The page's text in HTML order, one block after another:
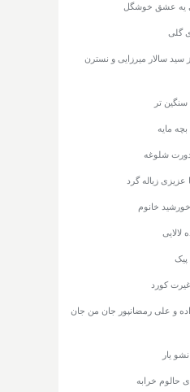
یه عشق خوشگل
گلی
سید سالار میرزایی و نسترن
تر
مایه
دورت شلوغه
زباله گرد
خانوم
لالایی
پیک
غیرت کورد
و علی رمضانپور جان من جان
یار
حالوم خرابه